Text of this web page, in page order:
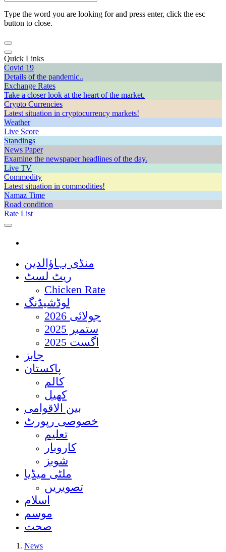
Type the word you are looking for and press enter, click the esc
button to close.
Quick Links
Covid 19
Details of the pandemic..
Exchange Rates
Take a closer look at the heart of the market.
Crypto Currencies
Latest situation in cryptocurrency markets!
Weather
Live Score
Standings
News Paper
Examine the newspaper headlines of the day.
Live TV
Commodity
Latest situation in commodities!
Namaz Time
Road condition
Rate List
منڈی بہاؤالدین
ریٹ لسٹ
Chicken Rate
لوڈشیڈنگ
جولائی 2026
ستمبر 2025
اگست 2025
جابز
پاکستان
کالم
کھیل
بین الاقوامی
خصوصی رپورٹ
تعلیم
کاروبار
شوبز
ملٹی میڈیا
تصویریں
اسلام
موسم
صحت
News